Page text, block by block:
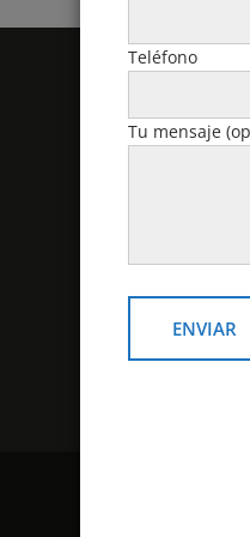
Politicas y
Contacto
Politicas de
Teléfono
Tu mensaje